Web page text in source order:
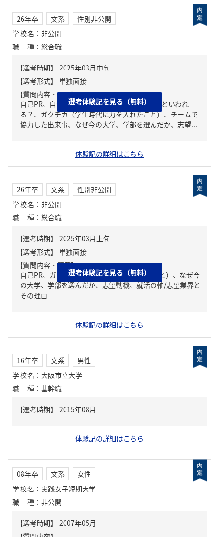
26年卒 文系
性別非公開
学校名 ： 非公開
職種 ： 総合職
【質問内容・課題】
自己PR、自分の強み/弱み、周りからどんな人といわれ
る？、ガクチカ（学生時代に力を入れたこと）、チームで
協力した出来事、なぜ今の大学、学部を選んだか、志望...
選考体験記を見る（無料）
体験記の詳細はこちら
26年卒 文系
性別非公開
学校名 ： 非公開
職種 ： 総合職
【質問内容・課題】
自己PR、ガクチカ（学生時代に力を入れたこと）、なぜ今
の大学、学部を選んだか、志望動機、就活の軸/志望業界と
その理由
選考体験記を見る（無料）
体験記の詳細はこちら
16年卒 文系
男性
学校名 ： 大阪市立大学
職種 ： 基幹職
体験記の詳細はこちら
08年卒 文系
女性
学校名 ： 実践女子短期大学
職種 ： 非公開